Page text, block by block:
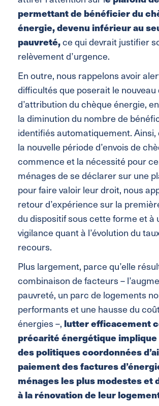
permettant de bénéficier du
énergie, devenu inférieur au
pauvreté,ce qui devrait justifier
relèvement d’urgence.
En outre, nous rappelons avoir
difficultés que poserait le
d’attribution du chèque énergie,
la diminution du nombre de
identifiés automatiquement.
la nouvelle période d’envois de
commence et la nécessité pour
ménages de se déclarer sur une
pour faire valoir leur droit, nous
retour d’expérience sur la
du dispositif sous cette forme et à
vigilance quant à l’évolution du
recours.
Plus largement, parce qu’elle
combinaison de facteurs –
pauvreté, un parc de logements
performants et une hausse du
énergies –, lutter efficacement
précarité énergétique
des politiques coordonnées
paiement des factures
ménages les plus modestes et
à la rénovation de leur